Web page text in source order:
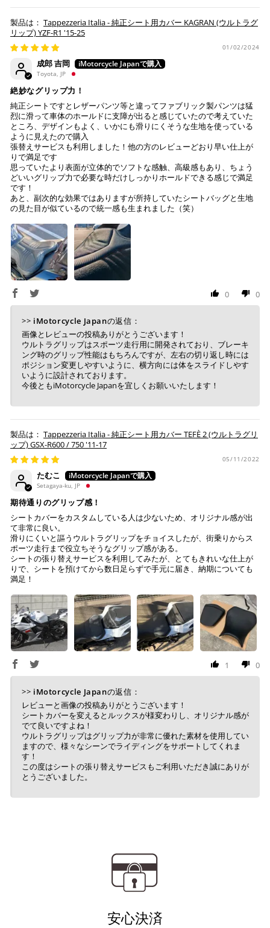
納期について
お預かりするシートは間違いなく該当車種専用の純正シ
ートで、加工をしていない
純正シートにダメージはない (シートベースの歪みや割
れ、スポンジの破れ等)
Tappezzeria Italia製品は、純正シートの形状に合わせて
製造されておりますが、シートの状態により弊社で作業
不可と判断した場合には、ご連絡の上返送させていただ
く場合もございます。
送っていただいた純正シートが、適合外の車両と発覚
任を負いません。
作業後、仕上がりを確認し発送させていただきますの
で、その後の張り直しについてはお受けできかねます。
※ 楽天ポイントが貯まるのは楽天カード・楽天ポイン
ト・楽天ペイ残高でのお支払いに限ります。
※ 現在楽天ペイでご使用頂けるクレジットカードは
Visa、Mastercard、JCBのみです。
キャッシュレス決済
上記キャッシュレス決済アカウントからご希望のお支払
い方法をご選択頂き、クリックするだけで簡単に支払い
が完了します。
※ ご利用には事前にPayPay、Apple Payの利用登録が
必要です。
コンビニ決済(事前決済)
上記コンビニでお支払い頂けます。
入金確認が取れ次第、商品を手配させて頂きます。
店内端末にて操作後、レジにてお支払いください。
※ 支払期限はご注文日より7日以内とさせて頂いてお
り、万が一過ぎてしまった場合は自動でご注文はキャン
セルとなります。
せん。
※ お支払いは現金のみとなります。
銀行振込
ご注文時に情報をお知らせ致しますので、指定の口座に
お振り込みください。
入金確認が取れ次第、商品を手配させて頂きます。
※ お支払期限はご注文日より7日以内とさせて頂いてお
せて頂きます。
※ 振込手数料はご負担ください。
Tappezzeria Italia - 純正シート用カバー KAGRAN (ウルトラグ
リップ) YZF-R1 '15-25
01/02/2024
成郎 吉岡
Toyota, JP
絶妙なグリップ力！
純正シートですとレザーパンツ等と違ってファブリック製パンツは猛
烈に滑って車体のホールドに支障が出ると感じていたので考えていた
ところ、デザインもよく、いかにも滑りにくそうな生地を使っている
ように見えたので購入
張替えサービスも利用しました！他の方のレビューどおり早い仕上が
りで満足です
思っていたより表面が立体的でソフトな感触、高級感もあり、ちょう
どいいグリップ力で必要な時だけしっかりホールドできる感じで満足
です！
あと、副次的な効果ではありますが所持していたシートバッグと生地
の見た目が似ているので統一感も生まれました（笑）
0 0
>> iMotorcycle Japanの返信：
画像とレビューの投稿ありがとうございます！
ウルトラグリップはスポーツ走行用に開発されており、ブレーキ
ング時のグリップ性能はもちろんですが、左右の切り返し時には
ポジション変更しやすいように、横方向には体をスライドしやす
いように設計されております。
今後ともiMotorcycle Japanを宜しくお願いいたします！
Tappezzeria Italia - 純正シート用カバー TEFÈ 2 (ウルトラグリ
ップ) GSX-R600 / 750 '11-17
05/11/2022
たむこ
Setagaya-ku, JP
期待通りのグリップ感！
シートカバーをカスタムしている人は少ないため、オリジナル感が出
て非常に良い。
滑りにくいと謳うウルトラグリップをチョイスしたが、街乗りからス
ポーツ走行まで役立ちそうなグリップ感がある。
シートの張り替えサービスを利用してみたが、とてもきれいな仕上が
りで、シートを預けてから数日足らずで手元に届き、納期についても
満足！
1 0
>> iMotorcycle Japanの返信：
レビューと画像の投稿ありがとうございます！
シートカバーを変えるとルックスが様変わりし、オリジナル感が
でて良いですよね！
ウルトラグリップはグリップ力が非常に優れた素材を使用してい
ますので、様々なシーンでライディングをサポートしてくれま
す！
この度はシートの張り替えサービスもご利用いただき誠にありが
とうございました。
安心決済